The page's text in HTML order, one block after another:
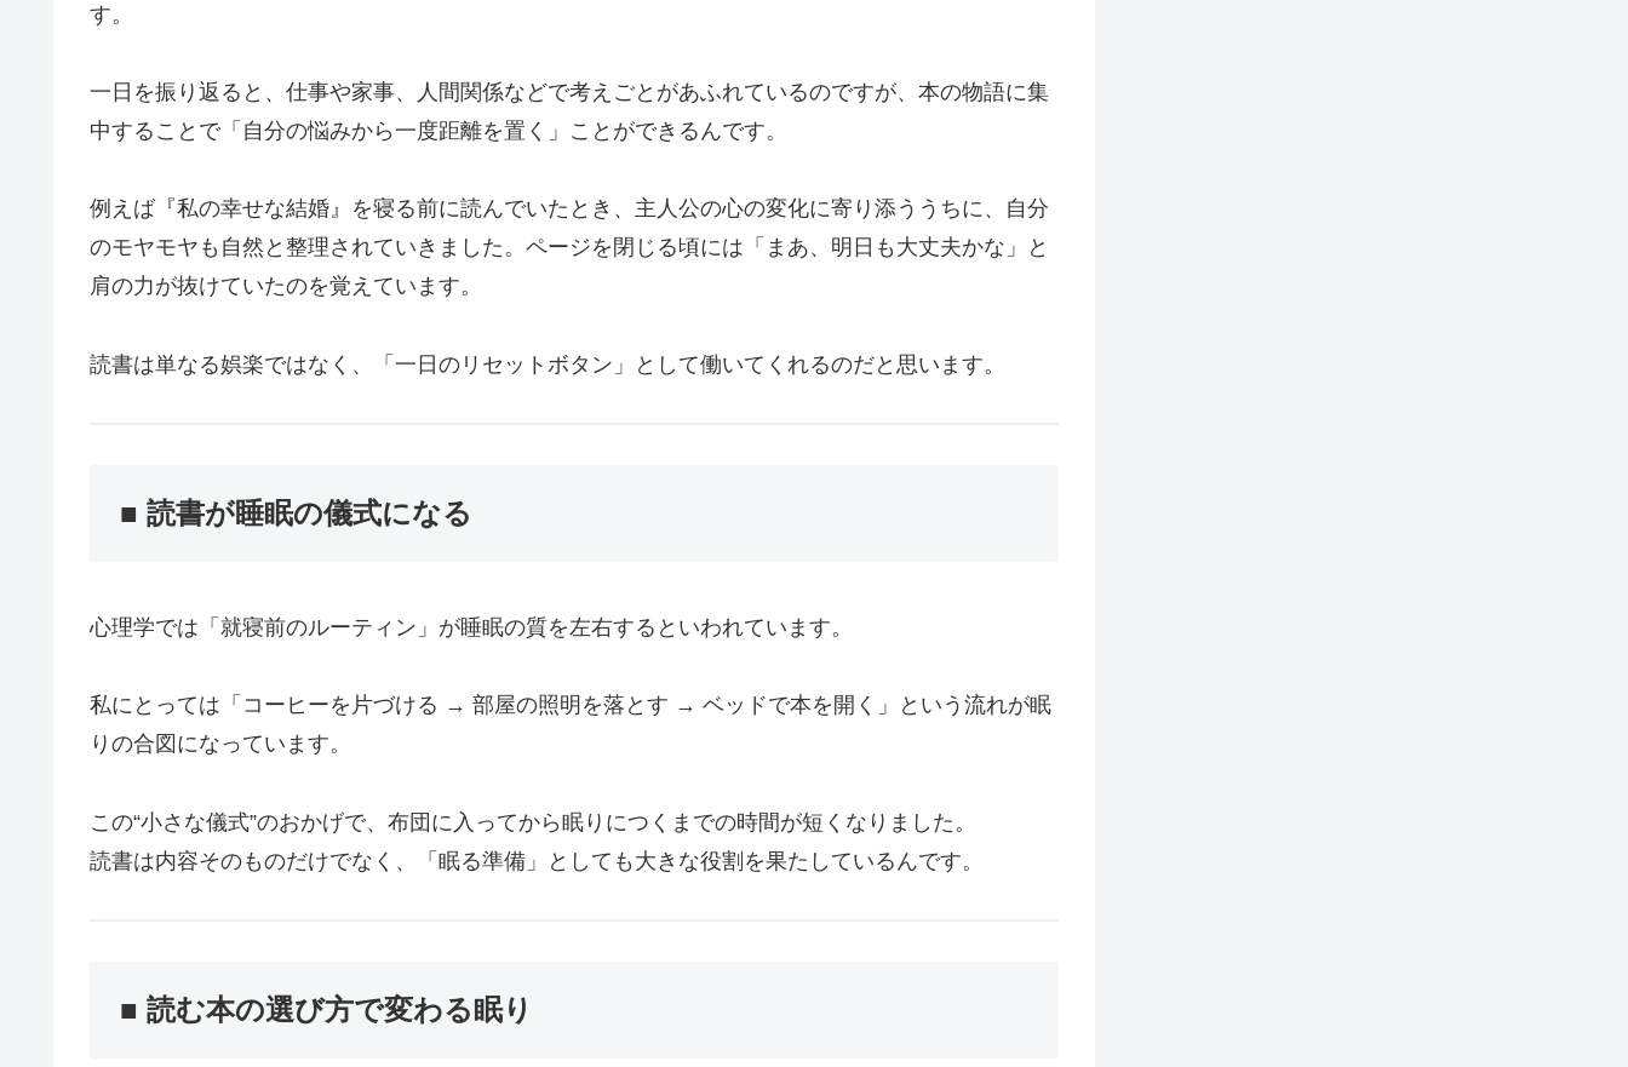
す。
一日を振り返ると、仕事や家事、人間関係などで考えごとがあふれているのですが、本の物語に集
中することで「自分の悩みから一度距離を置く」ことができるんです。
例えば『私の幸せな結婚』を寝る前に読んでいたとき、主人公の心の変化に寄り添ううちに、自分
のモヤモヤも自然と整理されていきました。ページを閉じる頃には「まあ、明日も大丈夫かな」と
肩の力が抜けていたのを覚えています。
読書は単なる娯楽ではなく、「一日のリセットボタン」として働いてくれるのだと思います。
■ 読書が睡眠の儀式になる
心理学では「就寝前のルーティン」が睡眠の質を左右するといわれています。
私にとっては「コーヒーを片づける → 部屋の照明を落とす → ベッドで本を開く」という流れが眠
りの合図になっています。
この“小さな儀式”のおかげで、布団に入ってから眠りにつくまでの時間が短くなりました。
読書は内容そのものだけでなく、「眠る準備」としても大きな役割を果たしているんです。
■ 読む本の選び方で変わる眠り